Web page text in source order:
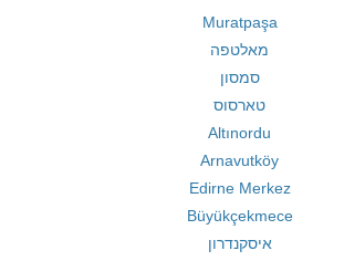
Muratpaşa
מאלטפה
סמסון
טארסוס
Altınordu
Arnavutköy
Edirne Merkez
Büyükçekmece
איסקנדרון